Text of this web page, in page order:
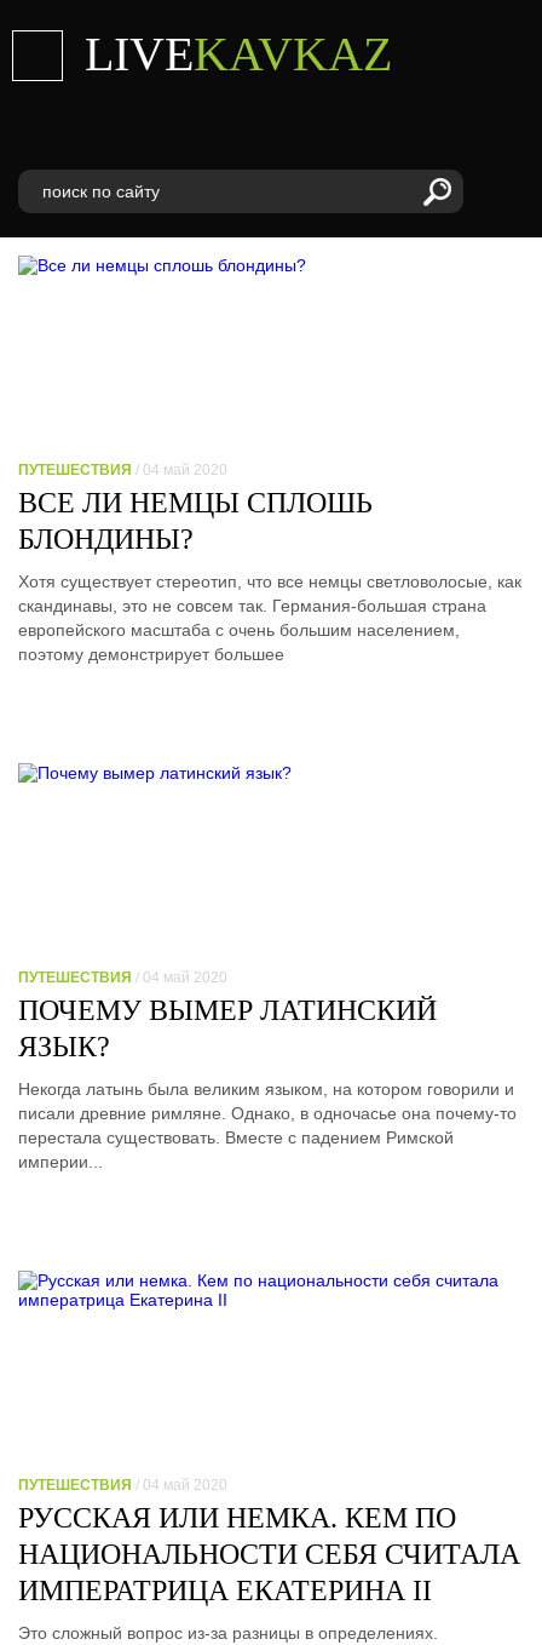
LIVEKAVKAZ
ПУТЕШЕСТВИЯ / 04 май 2020
ВСЕ ЛИ НЕМЦЫ СПЛОШЬ
БЛОНДИНЫ?
Хотя существует стереотип, что все немцы светловолосые, как
скандинавы, это не совсем так. Германия-большая страна
европейского масштаба с очень большим населением,
поэтому демонстрирует большее
ПУТЕШЕСТВИЯ / 04 май 2020
ПОЧЕМУ ВЫМЕР ЛАТИНСКИЙ
ЯЗЫК?
Некогда латынь была великим языком, на котором говорили и
писали древние римляне. Однако, в одночасье она почему-то
перестала существовать. Вместе с падением Римской
империи...
ПУТЕШЕСТВИЯ / 04 май 2020
РУССКАЯ ИЛИ НЕМКА. КЕМ ПО
НАЦИОНАЛЬНОСТИ СЕБЯ СЧИТАЛА
ИМПЕРАТРИЦА ЕКАТЕРИНА II
Это сложный вопрос из-за разницы в определениях.